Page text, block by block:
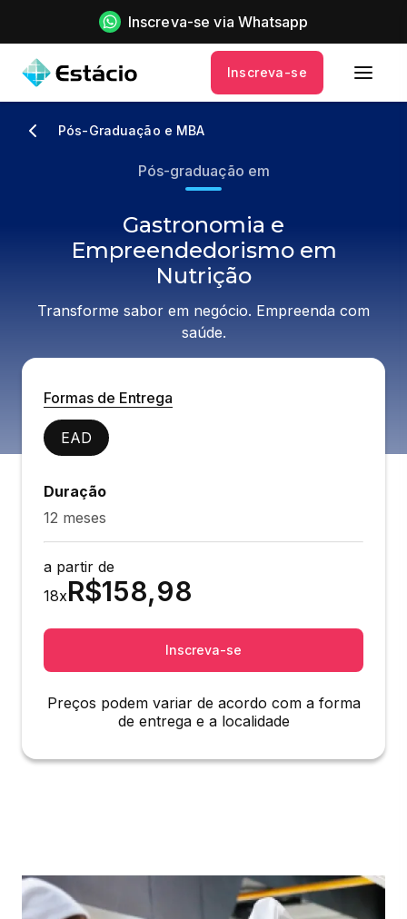
Inscreva-se via Whatsapp
Inscreva-se
Pós-Graduação e MBA
Pós-graduação em
Gastronomia e
Empreendedorismo em
Nutrição
Transforme sabor em negócio. Empreenda com
saúde.
Formas de Entrega
EAD
Duração
12 meses
a partir de
18xR$158,98
Inscreva-se
Preços podem variar de acordo com a forma
de entrega e a localidade